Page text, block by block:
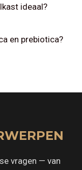
ideaal?
en prebiotica?
vragen — van